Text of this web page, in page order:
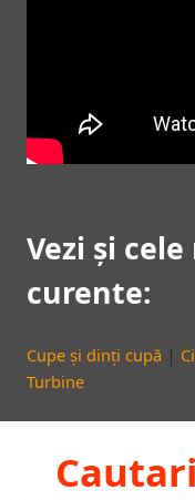
Vezi și
curente:
Cupe și dinți cupă |
Turbine